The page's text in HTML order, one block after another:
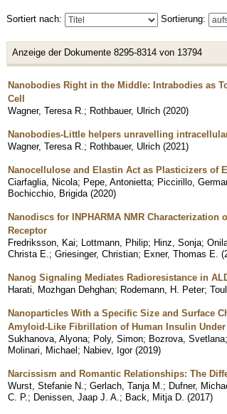
Sortiert nach: Sortierung:
Anzeige der Dokumente 8295-8314 von 13794
Nanobodies Right in the Middle: Intrabodies as
Cell
Wagner, Teresa R. ; Rothbauer, Ulrich (2020)
Nanobodies-Little helpers unravelling
Wagner, Teresa R. ; Rothbauer, Ulrich (2021)
Nanocellulose and Elastin Act as Plasticizers of
Ciarfaglia, Nicola; Pepe, Antonietta; Piccirillo,
Bochicchio, Brigida (2020)
Nanodiscs for INPHARMA NMR
Receptor
Fredriksson, Kai; Lottmann, Philip; Hinz, Sonja;
Christa E. ; Griesinger, Christian; Exner, Thomas E. (
Nanog Signaling Mediates Radioresistance in
Harati, Mozhgan Dehghan; Rodemann, H. Peter;
Nanoparticles With a Specific Size and Surface
Amyloid-Like Fibrillation of Human Insulin
Sukhanova, Alyona; Poly, Simon; Bozrova, Svetlana;
Molinari, Michael; Nabiev, Igor (2019)
Narcissism and Romantic Relationships: The
Wurst, Stefanie N. ; Gerlach, Tanja M. ; Dufner,
C. P. ; Denissen, Jaap J. A. ; Back, Mitja D. (2017)